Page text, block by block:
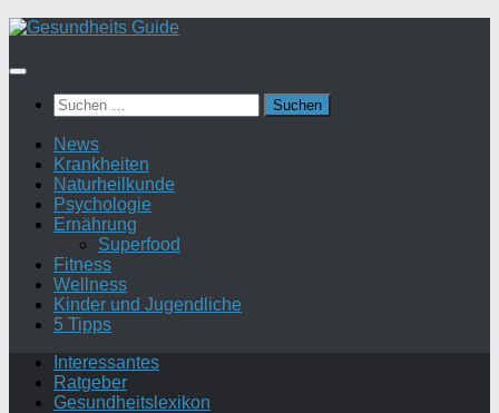
Suchen
nach:
News
Krankheiten
Naturheilkunde
Psychologie
Ernährung
Superfood
Fitness
Wellness
Kinder und Jugendliche
5 Tipps
Interessantes
Ratgeber
Gesundheitslexikon